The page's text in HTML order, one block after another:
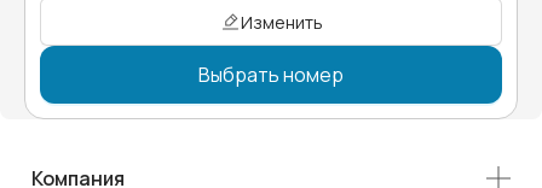
Изменить
Выбрать номер
Компания